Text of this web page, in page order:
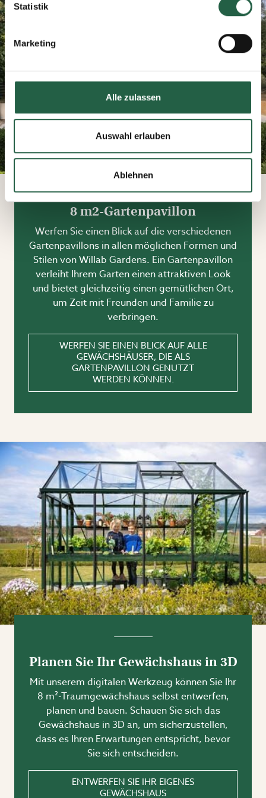
Sie auf das kleine Symbol unten links auf der Webseite
klicken. Durch Klicken des Links erhalten Sie weitere
Technologien einsetzen und wie wir personenbezogene
​Datenschutzerklärung von Google
Statistik
Marketing
Alle zulassen
Auswahl erlauben
Ablehnen
8 m2-Gartenpavillon
Werfen Sie einen Blick auf die verschiedenen
Gartenpavillons in allen möglichen Formen und
Stilen von Willab Gardens. Ein Gartenpavillon
verleiht Ihrem Garten einen attraktiven Look
und bietet gleichzeitig einen gemütlichen Ort,
um Zeit mit Freunden und Familie zu
verbringen.
WERFEN SIE EINEN BLICK AUF ALLE
GEWÄCHSHÄUSER, DIE ALS
GARTENPAVILLON GENUTZT
WERDEN KÖNNEN.
Planen Sie Ihr Gewächshaus in 3D
Mit unserem digitalen Werkzeug können Sie Ihr
8 m²-Traumgewächshaus selbst entwerfen,
planen und bauen. Schauen Sie sich das
Gewächshaus in 3D an, um sicherzustellen,
dass es Ihren Erwartungen entspricht, bevor
Sie sich entscheiden.
ENTWERFEN SIE IHR EIGENES
GEWÄCHSHAUS